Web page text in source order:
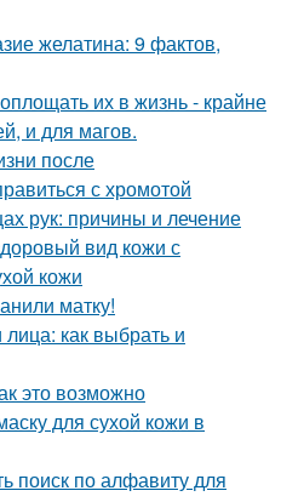
желатина: 9 фактов,
их в жизнь - крайне
и для магов.
после
с хромотой
рук: причины и лечение
вид кожи с
кожи
матку!
как выбрать и
это возможно
для сухой кожи в
поиск по алфавиту для